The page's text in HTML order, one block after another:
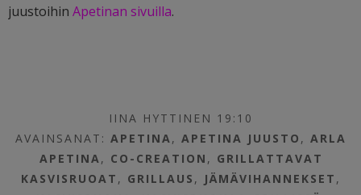
juustoihin Apetinan sivuilla.
IINA HYTTINEN 19:10
AVAINSANAT:APETINA ,APETINA JUUSTO ,ARLA
APETINA , CO-CREATION , GRILLATTAVAT
KASVISRUOAT , GRILLAUS , JÄMÄVIHANNEKSET ,